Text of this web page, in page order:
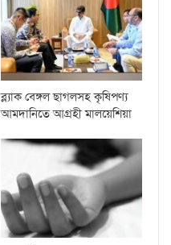
ব্ল্যাক বেঙ্গল ছাগলসহ কৃষিপণ্য
আমদানিতে আগ্রহী মালয়েশিয়া